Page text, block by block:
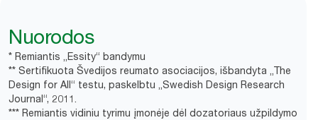
Nuorodos
* Remiantis „Essity“ bandymu
** Sertifikuota Švedijos reumato asociacijos, išbandyta „The
Design for All“ testu, paskelbtu „Swedish Design Research
Journal“, 2011.
*** Remiantis vidiniu tyrimu įmonėje dėl dozatoriaus užpildymo